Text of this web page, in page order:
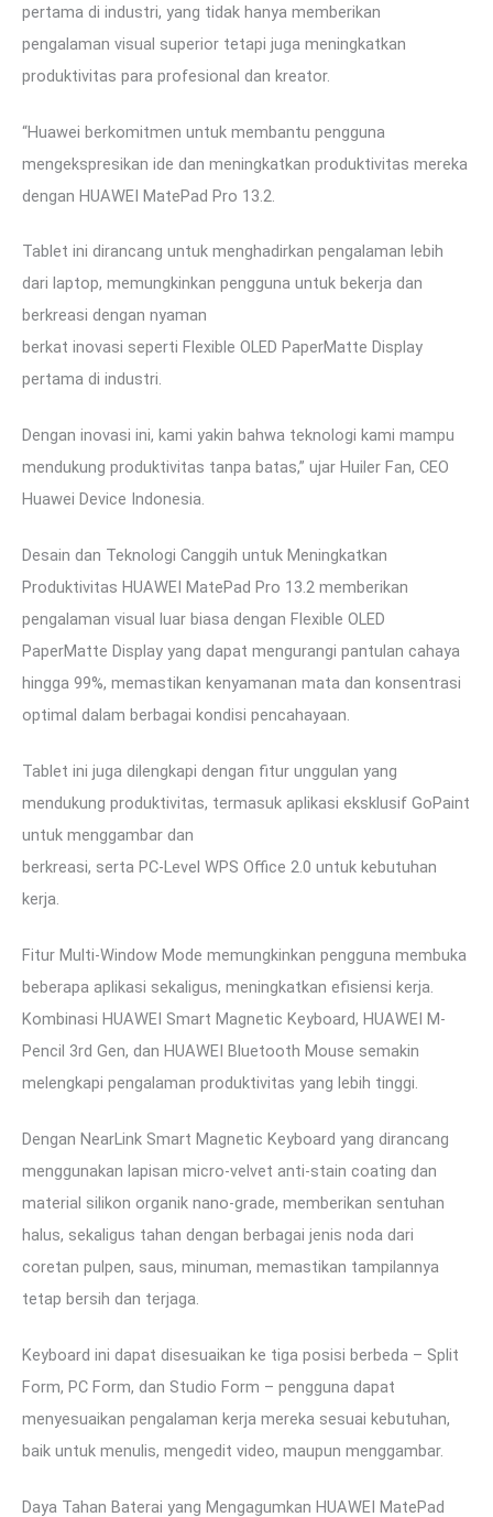
pertama di industri, yang tidak hanya memberikan
pengalaman visual superior tetapi juga meningkatkan
produktivitas para profesional dan kreator.
“Huawei berkomitmen untuk membantu pengguna
mengekspresikan ide dan meningkatkan produktivitas mereka
dengan HUAWEI MatePad Pro 13.2.
Tablet ini dirancang untuk menghadirkan pengalaman lebih
dari laptop, memungkinkan pengguna untuk bekerja dan
berkreasi dengan nyaman
berkat inovasi seperti Flexible OLED PaperMatte Display
pertama di industri.
Dengan inovasi ini, kami yakin bahwa teknologi kami mampu
mendukung produktivitas tanpa batas,” ujar Huiler Fan, CEO
Huawei Device Indonesia.
Desain dan Teknologi Canggih untuk Meningkatkan
Produktivitas HUAWEI MatePad Pro 13.2 memberikan
pengalaman visual luar biasa dengan Flexible OLED
PaperMatte Display yang dapat mengurangi pantulan cahaya
hingga 99%, memastikan kenyamanan mata dan konsentrasi
optimal dalam berbagai kondisi pencahayaan.
Tablet ini juga dilengkapi dengan fitur unggulan yang
mendukung produktivitas, termasuk aplikasi eksklusif GoPaint
untuk menggambar dan
berkreasi, serta PC-Level WPS Office 2.0 untuk kebutuhan
kerja.
Fitur Multi-Window Mode memungkinkan pengguna membuka
beberapa aplikasi sekaligus, meningkatkan efisiensi kerja.
Kombinasi HUAWEI Smart Magnetic Keyboard, HUAWEI M-
Pencil 3rd Gen, dan HUAWEI Bluetooth Mouse semakin
melengkapi pengalaman produktivitas yang lebih tinggi.
Dengan NearLink Smart Magnetic Keyboard yang dirancang
menggunakan lapisan micro-velvet anti-stain coating dan
material silikon organik nano-grade, memberikan sentuhan
halus, sekaligus tahan dengan berbagai jenis noda dari
coretan pulpen, saus, minuman, memastikan tampilannya
tetap bersih dan terjaga.
Keyboard ini dapat disesuaikan ke tiga posisi berbeda – Split
Form, PC Form, dan Studio Form – pengguna dapat
menyesuaikan pengalaman kerja mereka sesuai kebutuhan,
baik untuk menulis, mengedit video, maupun menggambar.
Daya Tahan Baterai yang Mengagumkan HUAWEI MatePad